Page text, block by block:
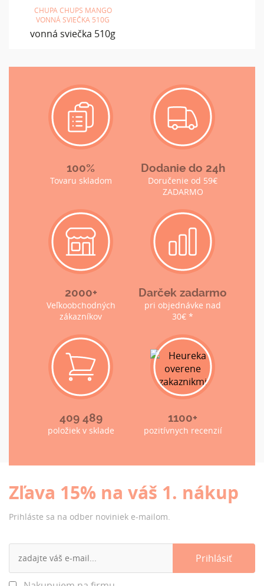
CHUPA CHUPS MANGO
VONNÁ SVIEČKA 510G
100%
Tovaru skladom
Dodanie do 24h
Doručenie od 59€
ZADARMO
2000+
Veľkoobchodných
zákazníkov
Darček zadarmo
pri objednávke nad
30€ *
409 489
položiek v sklade
1100+
pozitívnych recenzií
Zľava 15% na váš 1. nákup
Prihláste sa na odber noviniek e-mailom.